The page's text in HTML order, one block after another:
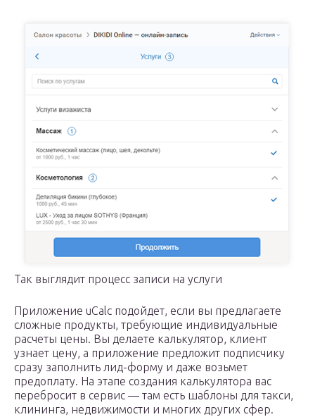
Так выглядит процесс записи на услуги
Приложение uCalc подойдет, если вы предлагаете
сложные продукты, требующие индивидуальные
расчеты цены. Вы делаете калькулятор, клиент
узнает цену, а приложение предложит подписчику
сразу заполнить лид-форму и даже возьмет
предоплату. На этапе создания калькулятора вас
перебросит в сервис — там есть шаблоны для такси,
клининга, недвижимости и многих других сфер.